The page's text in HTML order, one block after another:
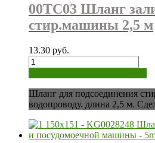
00TC03 Шланг
стир.машины 2,5 м
13.30 руб.
Количество
Шланг для подсоединения
водопроводу. длина 2,5 м.